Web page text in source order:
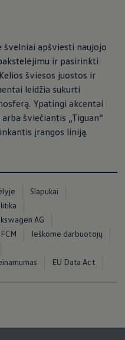
apsauga
bagažo sprendimai
ir įkrovimo kabeliai
indikatoriai
dėl saugos problemų
švelniai apšviesti naujojo
ir pasirinkti
šviesos juostos ir
leidžia sukurti
Ypatingi akcentai
šviečiantis „Tiguan“
įrangos liniją.
Slapukai
AG
Ieškome darbuotojų
EU Data Act